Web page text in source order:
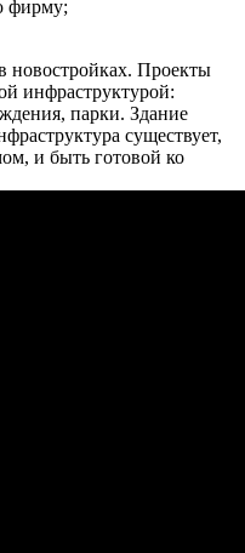
фирму;
новостройках. Проекты
инфраструктурой:
парки. Здание
существует,
и быть готовой ко